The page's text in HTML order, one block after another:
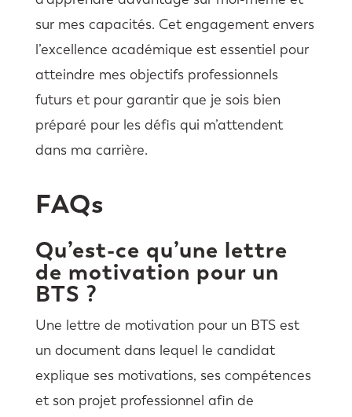
sur mes capacités. Cet engagement envers
l’excellence académique est essentiel pour
atteindre mes objectifs professionnels
futurs et pour garantir que je sois bien
préparé pour les défis qui m’attendent
dans ma carrière.
FAQs
Qu’est-ce qu’une lettre
de motivation pour un
BTS ?
Une lettre de motivation pour un BTS est
un document dans lequel le candidat
explique ses motivations, ses compétences
et son projet professionnel afin de